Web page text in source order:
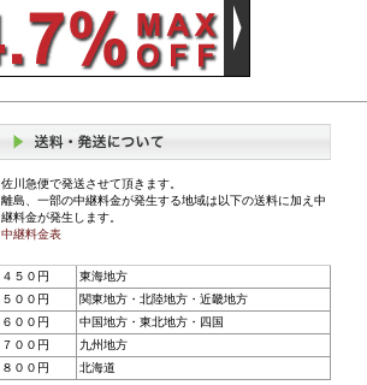
佐川急便で発送させて頂きます。
離島、一部の中継料金が発生する地域は以下の送料に加え中
継料金が発生します。
中継料金表
４５０円
東海地方
５００円
関東地方・北陸地方・近畿地方
６００円
中国地方・東北地方・四国
７００円
九州地方
８００円
北海道